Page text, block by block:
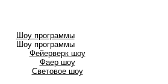
Шоу программы
Шоу программы
Фейерверк шоу
Фаер шоу
Световое шоу